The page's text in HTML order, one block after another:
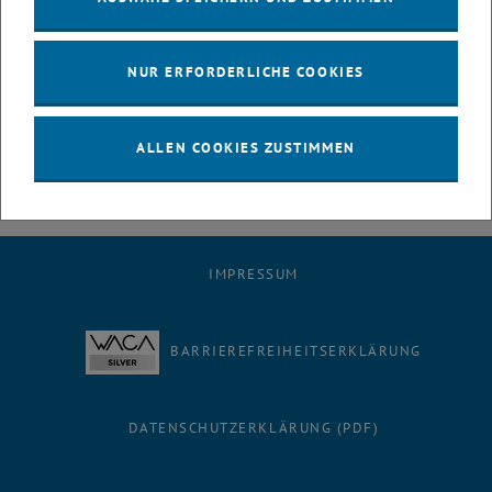
fortgesetzte Nutzung oder Bereitstellung dieser nicht autorisierten
Versionen stellt eine Rechtsverletzung dar und kann zu Forderungen
IMPRESSUM
BARRIEREFREIHEITSERKLÄRUNG
DATENSCHUTZERKLÄRUNG (PDF)
NUR ERFORDERLICHE COOKIES
ALLEN COOKIES ZUSTIMMEN